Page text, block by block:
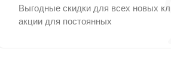
Выгодные скидки для всех новых
акции для постоянных